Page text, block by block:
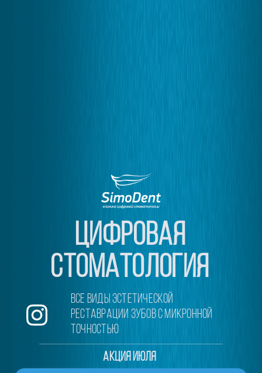
ЦИФРОВАЯ
СТОМАТОЛОГИЯ
ВСЕ ВИДЫ ЭСТЕТИЧЕСКОЙ
РЕСТАВРАЦИИ ЗУБОВ С МИКРОННОЙ
ТОЧНОСТЬЮ
акция июля